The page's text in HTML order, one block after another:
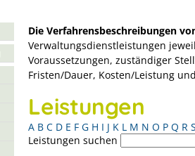
Die Verfahrensbeschreibungen
Verwaltungsdienstleistungen
Voraussetzungen, zuständiger
Fristen/Dauer, Kosten/Leistung
Leistungen
A B C D E F G H I J K L M N O P Q R S
Leistungen suchen